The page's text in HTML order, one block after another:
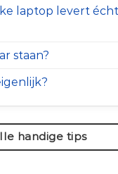
laptop levert
staan?
handige tips